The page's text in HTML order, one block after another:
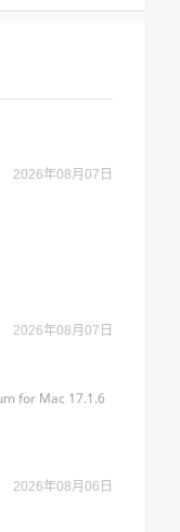
2026年08月07日
2026年08月07日
for Mac 17.1.6
2026年08月06日